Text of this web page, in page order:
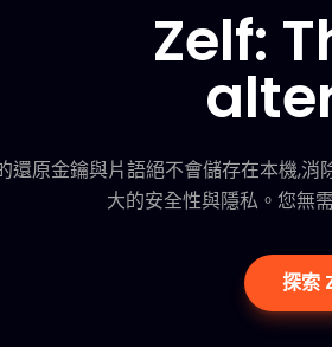
Zelf:
還原金鑰與片語絕不會儲存在本機,消
大的安全性與隱私。您無
探索
金獲得完整保護。您再也不需擔心